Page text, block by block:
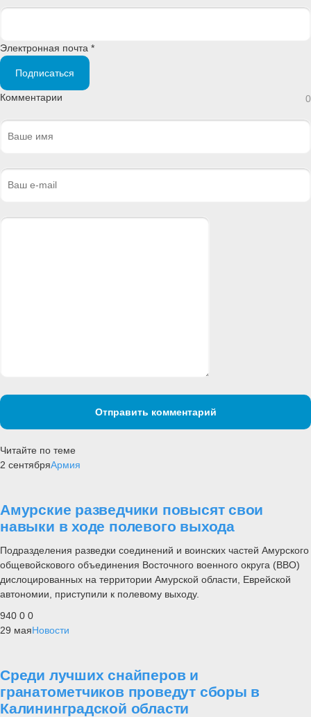
Электронная почта *
Подписаться
Комментарии 0
Отправить комментарий
Читайте по теме
2 сентябряАрмия
Амурские разведчики повысят свои
навыки в ходе полевого выхода
Подразделения разведки соединений и воинских частей Амурского
общевойскового объединения Восточного военного округа (ВВО)
дислоцированных на территории Амурской области, Еврейской
автономии, приступили к полевому выходу.
940 0 0
29 маяНовости
Среди лучших снайперов и
гранатометчиков проведут сборы в
Калининградской области